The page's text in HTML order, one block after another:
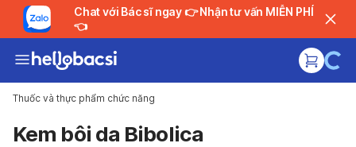
Chat với Bác sĩ ngay 👉 Nhận tư vấn MIỄN PHÍ
👈
Thuốc và thực phẩm chức năng
Kem bôi da Bibolica